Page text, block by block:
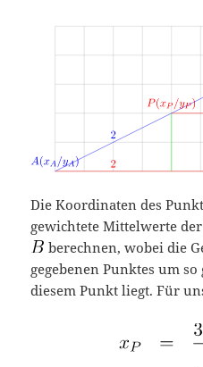
Die Koordinaten des
gewichtete Mittelwerte
berechnen, wobei die
gegebenen Punktes um
diesem Punkt liegt. Für